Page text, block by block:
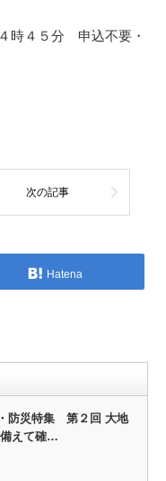
時４５分 申込不要・
次の記事
Hatena
防災特集 第２回 大地
えて確…